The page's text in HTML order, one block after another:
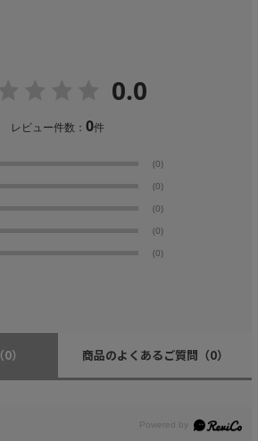
0.0
レビュー件数：0件
(0)
(0)
(0)
(0)
(0)
（0） 商品のよくあるご質問 （0）